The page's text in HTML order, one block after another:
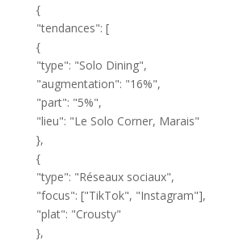
{
"tendances": [
{
"type": "Solo Dining",
"augmentation": "16%",
"part": "5%",
"lieu": "Le Solo Corner, Marais"
},
{
"type": "Réseaux sociaux",
"focus": ["TikTok", "Instagram"],
"plat": "Crousty"
},